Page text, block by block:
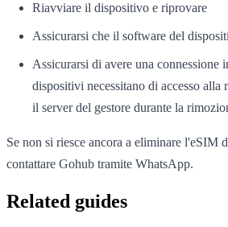
Riavviare il dispositivo e riprovare
Assicurarsi che il software del
Assicurarsi di avere una connessione
dispositivi necessitano di accesso alla
il server del gestore durante la
Se non si riesce ancora a eliminare l'eSIM
contattare Gohub tramite WhatsApp.
Related guides